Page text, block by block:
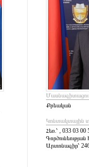
Քրեական
Կոնտակտային
Հեռ.՝ , 033 03 00
Արտոնագիր՝